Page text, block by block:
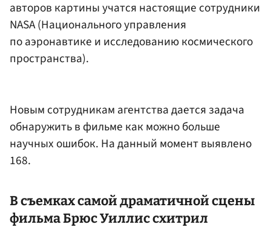
авторов картины учатся настоящие сотрудники
NASA (Национального управления
по аэронавтике и исследованию космического
пространства).
Новым сотрудникам агентства дается задача
обнаружить в фильме как можно больше
научных ошибок. На данный момент выявлено
168.
В съемках самой драматичной сцены
фильма Брюс Уиллис схитрил